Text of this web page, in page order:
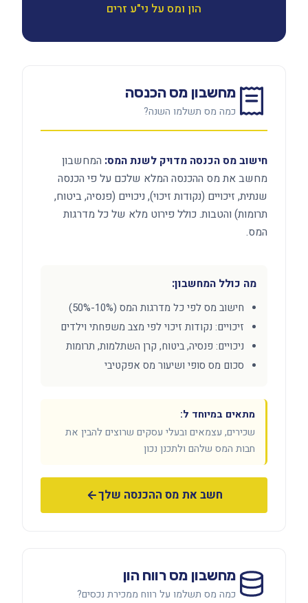
הון ומס על ני"ע זרים
מחשבון מס הכנסה
כמה מס תשלמו השנה?
חישוב מס הכנסה מדויק לשנת המס: המחשבון
מחשב את מס ההכנסה המלא שלכם על פי הכנסה
שנתית, זיכויים (נקודות זיכוי), ניכויים (פנסיה, ביטוח,
תרומות) והטבות. כולל פירוט מלא של כל מדרגות
המס.
מה כולל המחשבון:
חישוב מס לפי כל מדרגות המס (10%-50%)
זיכויים: נקודות זיכוי לפי מצב משפחתי וילדים
ניכויים: פנסיה, ביטוח, קרן השתלמות, תרומות
סכום מס סופי ושיעור מס אפקטיבי
מתאים במיוחד ל:
שכירים, עצמאים ובעלי עסקים שרוצים להבין את
חבות המס שלהם ולתכנן נכון
חשב את מס ההכנסה שלך
מחשבון מס רווח הון
כמה מס תשלמו על רווח ממכירת נכסים?